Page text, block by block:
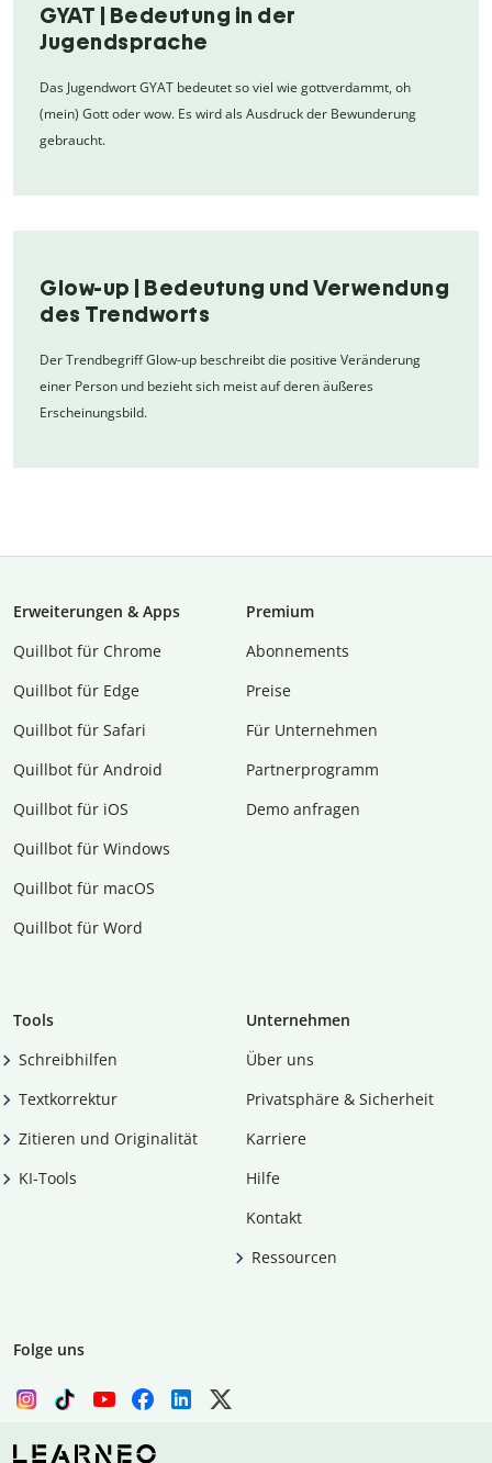
GYAT | Bedeutung in der
Jugendsprache
Das Jugendwort GYAT bedeutet so viel wie gottverdammt, oh
(mein) Gott oder wow. Es wird als Ausdruck der Bewunderung
gebraucht.
Glow-up | Bedeutung und Verwendung
des Trendworts
Der Trendbegriff Glow-up beschreibt die positive Veränderung
einer Person und bezieht sich meist auf deren äußeres
Erscheinungsbild.
Erweiterungen & Apps
Quillbot für Chrome
Quillbot für Edge
Quillbot für Safari
Quillbot für Android
Quillbot für iOS
Quillbot für Windows
Quillbot für macOS
Quillbot für Word
Premium
Abon­ne­ments
Preise
Für Unternehmen
Partnerprogramm
Demo anfragen
Tools
Schreibhilfen
Textkorrektur
Zitieren und Originalität
KI-Tools
Unternehmen
Über uns
Privatsphäre & Sicherheit
Karriere
Hilfe
Kontakt
Ressourcen
Folge uns